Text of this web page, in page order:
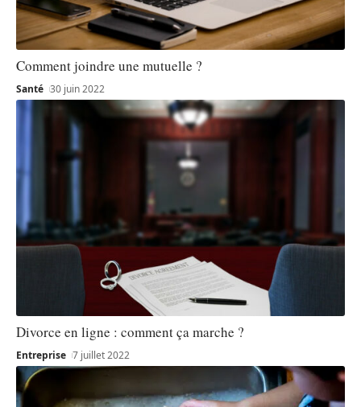
Comment joindre une mutuelle ?
Santé 30 juin 2022
Divorce en ligne : comment ça marche ?
Entreprise 7 juillet 2022